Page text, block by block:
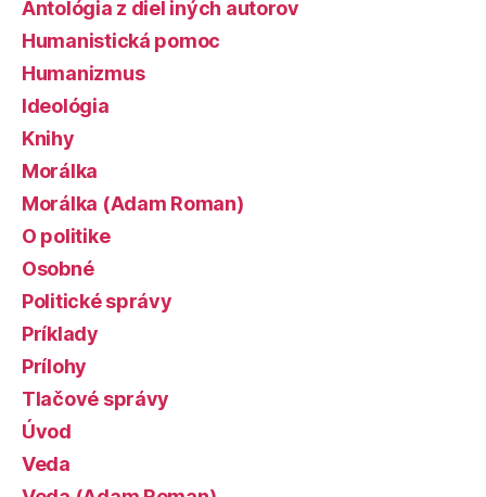
Antológia z diel iných autorov
Humanistická pomoc
Humanizmus
Ideológia
Knihy
Morálka
Morálka (Adam Roman)
O politike
Osobné
Politické správy
Príklady
Prílohy
Tlačové správy
Úvod
Veda